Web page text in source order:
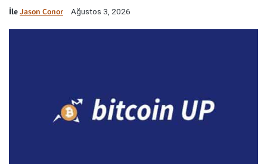
İleJason Conor Ağustos 3, 2026